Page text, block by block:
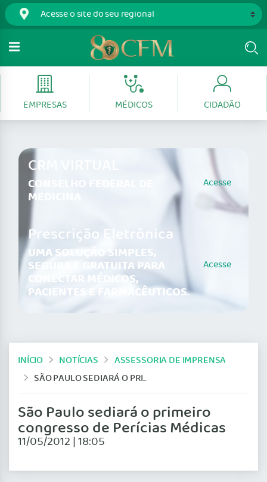
EMPRESAS MÉDICOS CIDADÃO
CRM VIRTUAL
CONSELHO FEDERAL DE
MEDICINA
Acesse
Prescrição Eletrônica
UMA SOLUÇÃO SIMPLES,
SEGURA E GRATUITA PARA
CONECTAR MÉDICOS,
PACIENTES E FARMACÊUTICOS.
Acesse
INÍCIO NOTÍCIAS
ASSESSORIA DE IMPRENSA
SÃO PAULO SEDIARÁ O PRIMEIRO CONGRESSO DE PERÍCIAS MÉDICAS
São Paulo sediará o primeiro
congresso de Perícias Médicas
11/05/2012 | 18:05